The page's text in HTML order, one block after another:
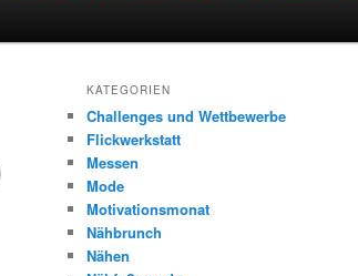
KATEGORIEN
Challenges und Wettbewerbe
Flickwerkstatt
Messen
Mode
Motivationsmonat
Nähbrunch
Nähen